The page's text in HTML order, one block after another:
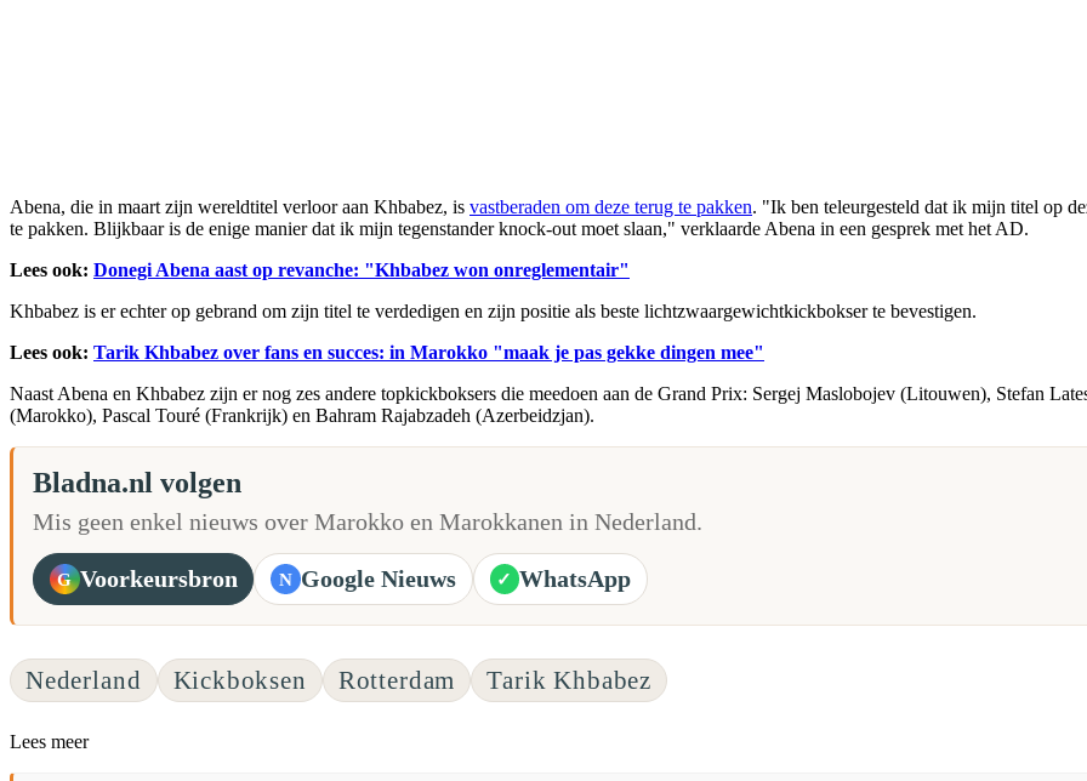
Abena, die in maart zijn wereldtitel verloor aan Khbabez, is vastberaden om deze terug te pakken. "Ik ben teleurgesteld dat ik mijn titel op
te pakken. Blijkbaar is de enige manier dat ik mijn tegenstander knock-out moet slaan," verklaarde Abena in een gesprek met het AD.
Lees ook: Donegi Abena aast op revanche: "Khbabez won onreglementair"
Khbabez is er echter op gebrand om zijn titel te verdedigen en zijn positie als beste lichtzwaargewichtkickbokser te bevestigen.
Lees ook: Tarik Khbabez over fans en succes: in Marokko "maak je pas gekke dingen mee"
Naast Abena en Khbabez zijn er nog zes andere topkickboksers die meedoen aan de Grand Prix: Sergej Maslobojev (Litouwen), Stefan
(Marokko), Pascal Touré (Frankrijk) en Bahram Rajabzadeh (Azerbeidzjan).
Bladna.nl volgen
Mis geen enkel nieuws over Marokko en Marokkanen in Nederland.
G Voorkeursbron N Google Nieuws ✓ WhatsApp
Nederland Kickboksen Rotterdam Tarik Khbabez
Lees meer